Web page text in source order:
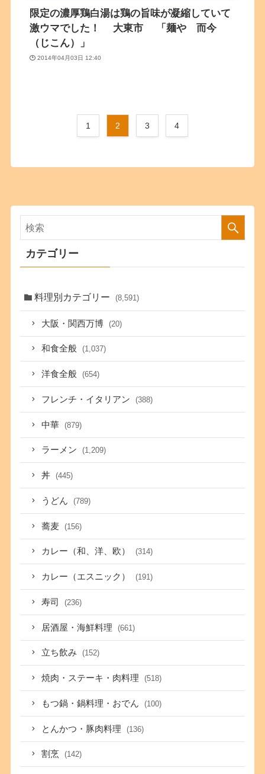
限定の濃厚鶏白湯は鶏の旨味が凝縮していて
激ウマでした！ 大東市 「麺や 而今
（じこん）」
2014年04月03日 12:40
1 2 3 4
カテゴリー
料理別カテゴリー (8,591)
大阪・関西万博 (20)
和食全般 (1,037)
洋食全般 (654)
フレンチ・イタリアン (388)
中華 (879)
ラーメン (1,209)
丼 (445)
うどん (789)
蕎麦 (156)
カレー（和、洋、欧） (314)
カレー（エスニック） (191)
寿司 (236)
居酒屋・海鮮料理 (661)
立ち飲み (152)
焼肉・ステーキ・肉料理 (518)
もつ鍋・鍋料理・おでん (100)
とんかつ・豚肉料理 (136)
割烹 (142)